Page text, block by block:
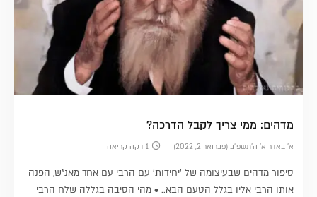
מדהים: ממי צריך לקבל הדרכה?
א׳ באדר א׳ ה׳תשפ״ב (פברואר 2, 2022) 1 דקה קריאה
סיפור מדהים שבעיצומה של 'יחידות' עם הרבי עם אחד מאנ"ש, הפנה
אותו הרבי אליו בגלל הטעם הבא.. • מהי הסיבה בגללה שלח הרבי